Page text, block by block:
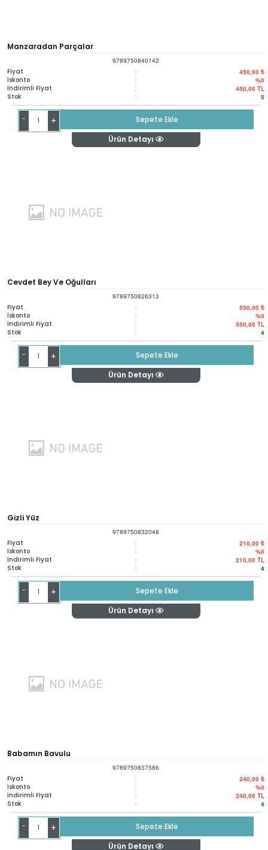
Manzaradan Parçalar
9789750840142
Fiyat : 450,00 ₺
İskonto : %0
İndirimli Fiyat : 450,00 TL
Stok : 5
- +
Sepete Ekle
Ürün Detayı
Cevdet Bey Ve Oğulları
9789750826313
Fiyat : 550,00 ₺
İskonto : %0
İndirimli Fiyat : 550,00 TL
Stok : 4
- +
Sepete Ekle
Ürün Detayı
Gizli Yüz
9789750832048
Fiyat : 210,00 ₺
İskonto : %0
İndirimli Fiyat : 210,00 TL
Stok : 4
- +
Sepete Ekle
Ürün Detayı
Babamın Bavulu
9789750837586
Fiyat : 240,00 ₺
İskonto : %0
İndirimli Fiyat : 240,00 TL
Stok : 4
- +
Sepete Ekle
Ürün Detayı